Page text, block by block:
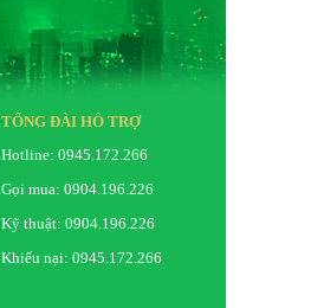
TỔNG ĐÀI HỖ TRỢ
Hotline: 0945.172.266
Gọi mua: 0904.196.226
Kỹ thuật: 0904.196.226
Khiếu nại: 0945.172.266